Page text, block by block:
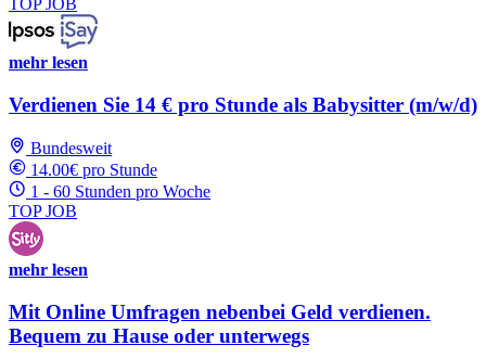
TOP JOB
mehr lesen
Verdienen Sie 14 € pro Stunde als Babysitter (m/w/d)
Bundesweit
14.00€ pro Stunde
1 - 60 Stunden pro Woche
TOP JOB
mehr lesen
Mit Online Umfragen nebenbei Geld verdienen.
Bequem zu Hause oder unterwegs